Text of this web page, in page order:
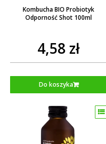
Kombucha BIO Probiotyk
Odporność Shot 100ml
4,58 zł
Do koszyka